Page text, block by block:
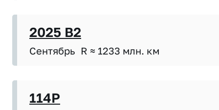
2025 B2
Сентябрь R ≈ 1233 млн. км
114P